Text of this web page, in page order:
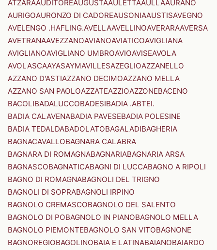
ATZARAAUDITOREAUGUSTAAULETTAAULLAAURANO
AURIGOAURONZO DI CADOREAUSONIAAUSTISAVEGNO
AVELENGO .HAFLING.AVELLAAVELLINOAVERARAAVERSA
AVETRANAAVEZZANOAVIANOAVIATICOAVIGLIANA
AVIGLIANOAVIGLIANO UMBROAVIOAVISEAVOLA
AVOLASCAAYASAYMAVILLESAZEGLIOAZZANELLO
AZZANO D'ASTIAZZANO DECIMOAZZANO MELLA
AZZANO SAN PAOLOAZZATEAZZIOAZZONEBACENO
BACOLIBADALUCCOBADESIBADIA .ABTEI.
BADIA CALAVENABADIA PAVESEBADIA POLESINE
BADIA TEDALDABADOLATOBAGALADIBAGHERIA
BAGNACAVALLOBAGNARA CALABRA
BAGNARA DI ROMAGNABAGNARIABAGNARIA ARSA
BAGNASCOBAGNATICABAGNI DI LUCCABAGNO A RIPOLI
BAGNO DI ROMAGNABAGNOLI DEL TRIGNO
BAGNOLI DI SOPRABAGNOLI IRPINO
BAGNOLO CREMASCOBAGNOLO DEL SALENTO
BAGNOLO DI POBAGNOLO IN PIANOBAGNOLO MELLA
BAGNOLO PIEMONTEBAGNOLO SAN VITOBAGNONE
BAGNOREGIOBAGOLINOBAIA E LATINABAIANOBAIARDO